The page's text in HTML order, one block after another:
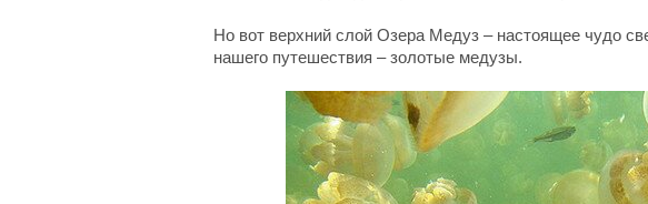
Но вот верхний слой Озера Медуз – настоящее чудо
нашего путешествия – золотые медузы.